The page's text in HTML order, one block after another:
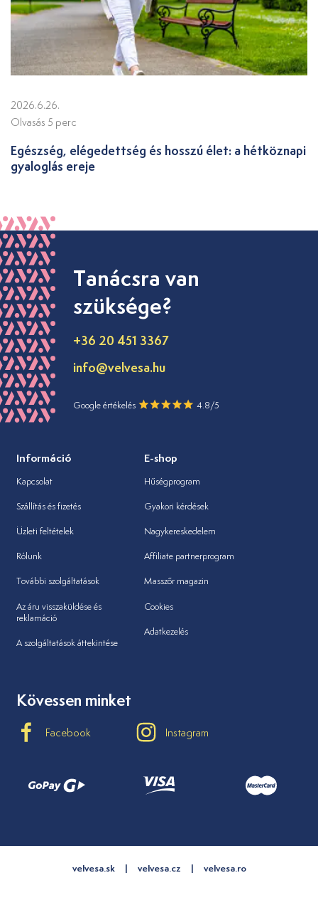
2026.6.26.
Olvasás 5 perc
Egészség, elégedettség és hosszú élet: a hétköznapi
gyaloglás ereje
Tanácsra van
szüksége?
+36 20 451 3367
info@velvesa.hu
Google értékelés 4.8/5
Információ
Kapcsolat
Szállítás és fizetés
Üzleti feltételek
Rólunk
További szolgáltatások
Az áru visszaküldése és
reklamáció
A szolgáltatások áttekintése
E-shop
Hűségprogram
Gyakori kérdések
Nagykereskedelem
Affiliate partnerprogram
Masszőr magazin
Cookies
Adatkezelés
Kövessen minket
Facebook Instagram
velvesa.sk velvesa.cz velvesa.ro